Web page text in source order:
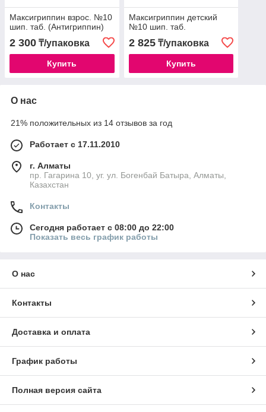
Максигриппин взрос. №10
шип. таб. (Антигриппин)
2 300 ₸/упаковка
Купить
Максигриппин детский
№10 шип. таб.
2 825₸/упаковка
Купить
О нас
21% положительных из 14 отзывов за год
Работает с 17.11.2010
г. Алматы
пр. Гагарина 10, уг. ул. Богенбай Батыра, Алматы,
Казахстан
Контакты
Сегодня работает с 08:00 до 22:00
Показать весь график работы
О нас
Контакты
Доставка и оплата
График работы
Полная версия сайта